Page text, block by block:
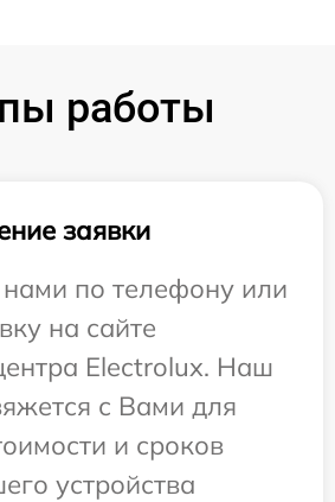
работы
заявки
по телефону или
на сайте
Electrolux. Наш
с Вами для
и сроков
устройства